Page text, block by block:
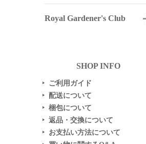
Royal Gardener's Club
SHOP INFO
▶ ご利用ガイド
▶ 配送について
▶ 梱包について
▶ 返品・交換について
▶ お支払い方法について